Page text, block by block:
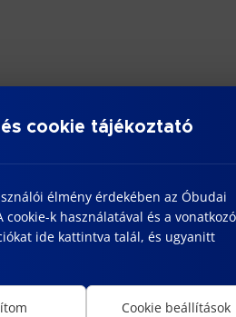
cookie tájékoztató
élmény érdekében az Óbudai
k használatával és a vonatkozó
ide kattintva talál, és ugyanitt
Cookie beállítások